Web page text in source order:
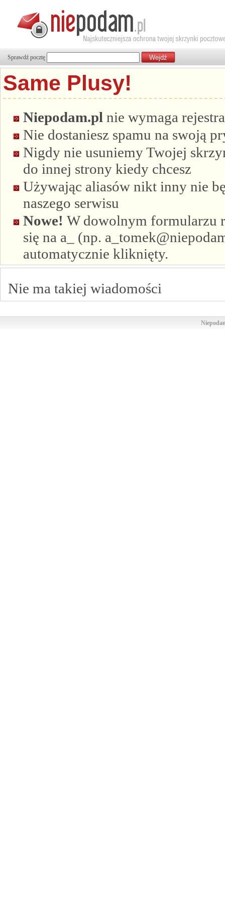
Sprawdź pocztę
Same Plusy!
Niepodam.pl nie wymaga
Nie dostaniesz spamu na swoją
Nigdy nie usuniemy Twojej
do innej strony kiedy chcesz
Używając aliasów nikt inny nie
naszego serwisu
Nowe! W dowolnym formularzu
się na a_ (np.
automatycznie kliknięty.
Nie ma takiej wiadomości